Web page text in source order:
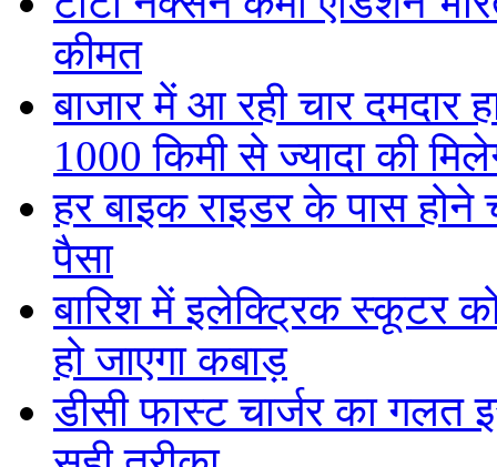
कीमत
बाजार में आ रही चार दमदार
1000 किमी से ज्यादा की
हर बाइक राइडर के पास होने
पैसा
बारिश में इलेक्ट्रिक स्कूटर को
हो जाएगा कबाड़
डीसी फास्ट चार्जर का गलत